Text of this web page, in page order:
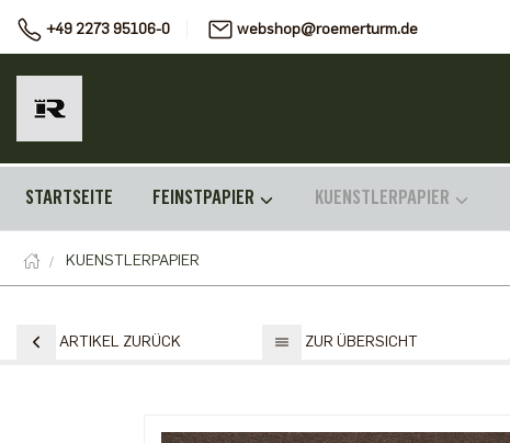
+49 2273 95106-0 webshop@roemerturm.de
STARTSEITE FEINSTPAPIER KUENSTLERPAPIER
KUENSTLERPAPIER
ARTIKEL ZURÜCK ZUR ÜBERSICHT